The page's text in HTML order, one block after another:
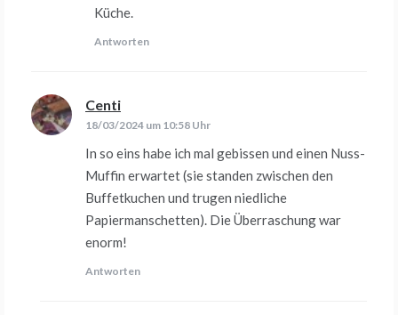
Küche.
Antworten
Centi
18/03/2024 um 10:58 Uhr
In so eins habe ich mal gebissen und einen Nuss-
Muffin erwartet (sie standen zwischen den
Buffetkuchen und trugen niedliche
Papiermanschetten). Die Überraschung war
enorm!
Antworten